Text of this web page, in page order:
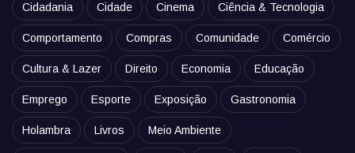
Cidadania Cidade Cinema Ciência & Tecnologia
Comportamento Compras Comunidade Comércio
Cultura & Lazer Direito Economia Educação
Emprego Esporte Exposição Gastronomia
Holambra Livros Meio Ambiente